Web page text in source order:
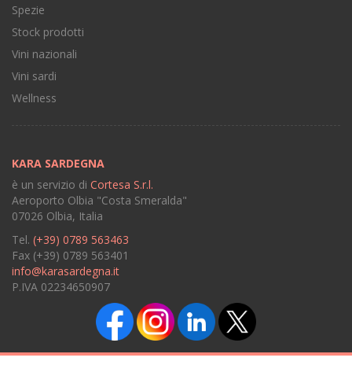
Spezie
Stock prodotti
Vini nazionali
Vini sardi
Wellness
KARA SARDEGNA
è un servizio di Cortesa S.r.l.
Aeroporto Olbia "Costa Smeralda"
07026 Olbia, Italia
Tel. (+39) 0789 563463
Fax (+39) 0789 563401
info@karasardegna.it
P.IVA 02234650907